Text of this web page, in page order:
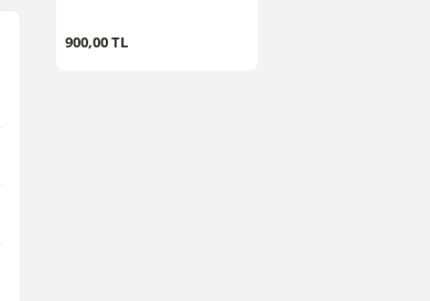
900,00 TL